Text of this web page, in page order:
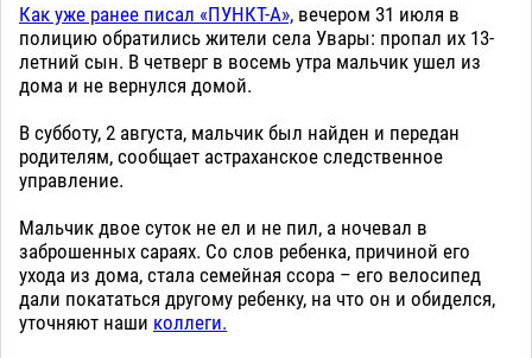
Как уже ранее писал «ПУНКТ-А», вечером 31 июля в
полицию обратились жители села Увары: пропал их 13-
летний сын. В четверг в восемь утра мальчик ушел из
дома и не вернулся домой.
В субботу, 2 августа, мальчик был найден и передан
родителям, сообщает астраханское следственное
управление.
Мальчик двое суток не ел и не пил, а ночевал в
заброшенных сараях. Со слов ребенка, причиной его
ухода из дома, стала семейная ссора – его велосипед
дали покататься другому ребенку, на что он и обиделся,
уточняют наши коллеги.